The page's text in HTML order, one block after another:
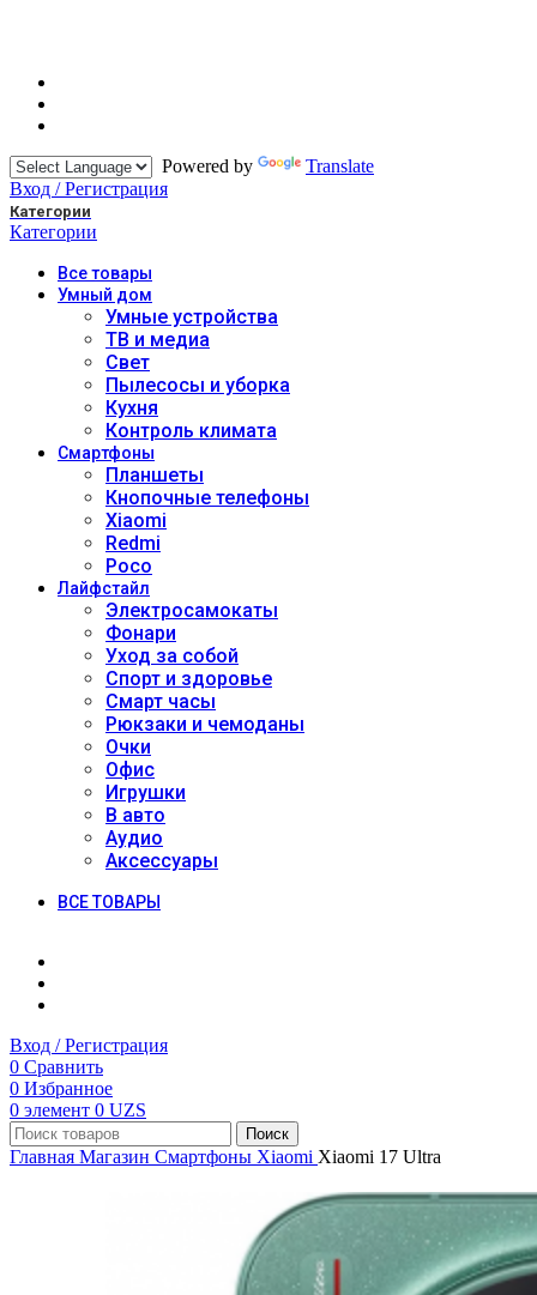
Powered by
Translate
Вход / Регистрация
Категории
Категории
Всетовары
Умный дом
Умные устройства
ТВ и медиа
Свет
Пылесосы и уборка
Кухня
Контроль климата
Смартфоны
Планшеты
Кнопочные телефоны
Xiaomi
Redmi
Poco
Лайфстайл
Электросамокаты
Фонари
Уход за собой
Спорт и здоровье
Смарт часы
Рюкзаки и чемоданы
Очки
Офис
Игрушки
В авто
Аудио
Аксессуары
ВСЕ ТОВАРЫ
Вход / Регистрация
0 Сравнить
0 Избранное
0 элемент 0 UZS
Поиск
Главная Магазин Смартфоны Xiaomi Xiaomi 17 Ultra